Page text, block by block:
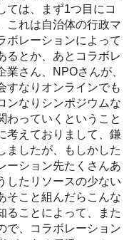
ては、まず1つ目にコ
これは自治体の行政マ
ボレーションによって
るとか、あとコラボレ
さん、NPOさんが、
すなりオンラインでも
ンなりシンポジウムな
わっていくということ
考えておりまして、鎌
ましたが、もしかした
ーション先たくさんあ
したリソースの少ない
そこと組んだらこんな
ることによって、また
で、コラボレーション